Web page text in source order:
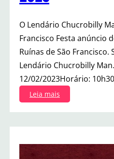
O Lendário Chucrobilly
Francisco Festa anúncio
Ruínas de São
Lendário Chucrobilly
12/02/2023Horário: 10h30
Leia mais
F
e
a